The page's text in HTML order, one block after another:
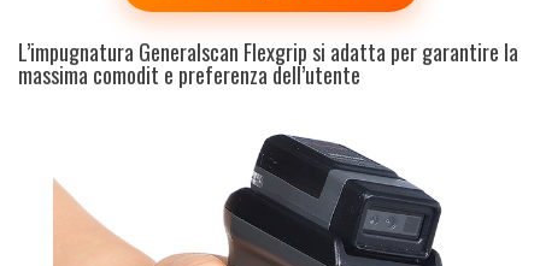
L’impugnatura Generalscan Flexgrip si adatta per garantire la
massima comodit e preferenza dell’utente